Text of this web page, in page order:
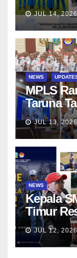
di Da-
JUL 14, 2026
NEWS
MPLS
Taruna
Taruna
JUL 13, 2026
NEWS
Kepala
Timur
JUL 12, 2026